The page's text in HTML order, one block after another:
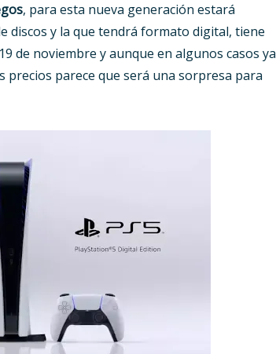
, para esta nueva generación estará
discos y la que tendrá formato digital, tiene
de noviembre y aunque en algunos casos ya
parece que será una sorpresa para